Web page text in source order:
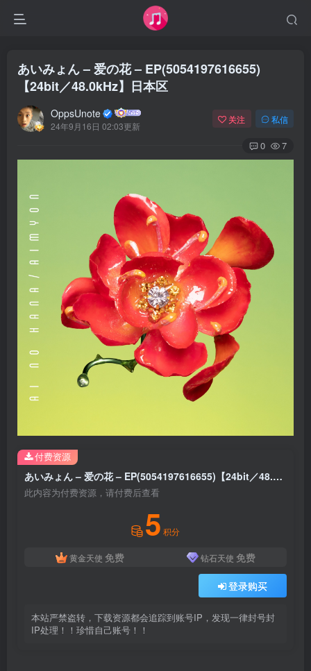
あいみょん – 爱の花 – EP(5054197616655)
【24bit／48.0kHz】日本区
OppsUnote
24年9月16日 02:03更新
关注 私信
0 7
あいみょん – 爱の花 – EP(5054197616655)【24bit／48.0kHz】日本区
此内容为付费资源，请付费后查看
5 积分
黄金天使 免费 钻石天使 免费
登录购买
本站严禁盗转，下载资源都会追踪到账号IP，发现一律封号封
IP处理！！珍惜自己账号！！
付费资源